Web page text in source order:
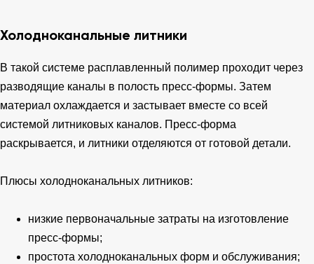
Холодноканальные литники
В такой системе расплавленный полимер проходит через
разводящие каналы в полость пресс-формы. Затем
материал охлаждается и застывает вместе со всей
системой литниковых каналов. Пресс-форма
раскрывается, и литники отделяются от готовой детали.
Плюсы холодноканальных литников:
низкие первоначальные затраты на изготовление
пресс-формы;
простота холодноканальных форм и обслуживания;